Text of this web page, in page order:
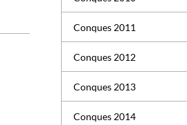
Conques 2011
Conques 2012
Conques 2013
Conques 2014